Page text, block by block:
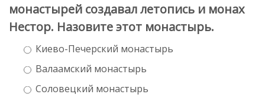
монастырей создавал летопись и монах
Нестор. Назовите этот монастырь.
Киево-Печерский монастырь
Валаамский монастырь
Соловецкий монастырь